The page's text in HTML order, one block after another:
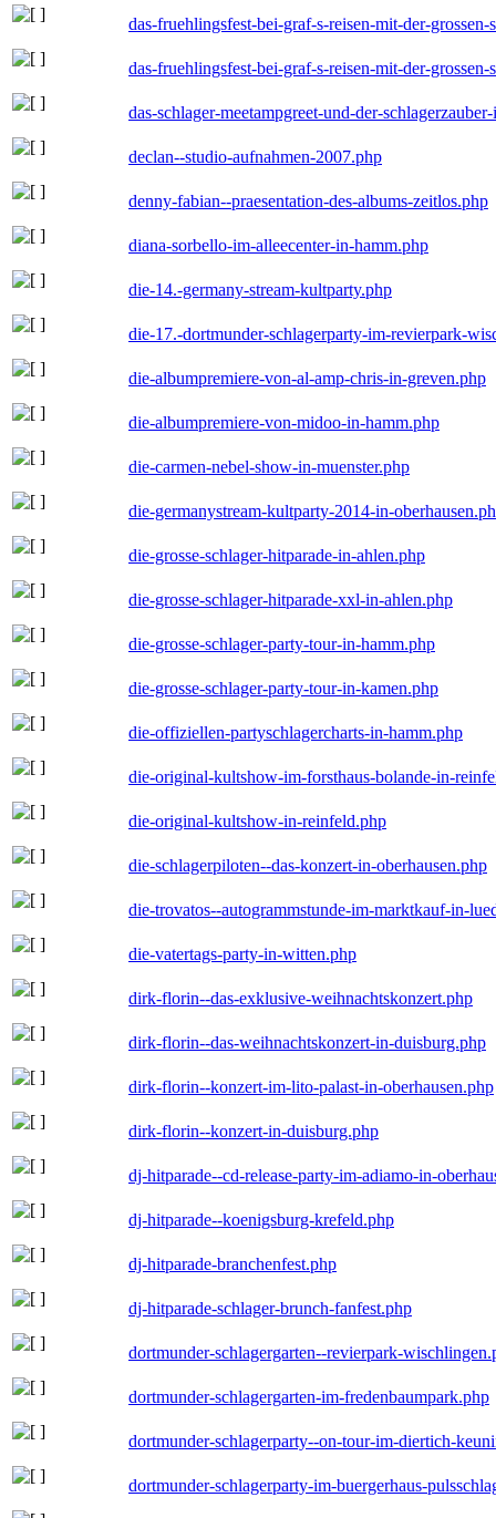
das-fruehlingsfest-bei-graf-s-reisen-mit-der-
das-fruehlingsfest-bei-graf-s-reisen-mit-der-
das-schlager-meetampgreet-und-der-
declan--studio-aufnahmen-2007.php
denny-fabian--praesentation-des-albums-zeitlos.php
diana-sorbello-im-alleecenter-in-hamm.php
die-14.-germany-stream-kultparty.php
die-17.-dortmunder-schlagerparty-im-revierpark-
die-albumpremiere-von-al-amp-chris-in-greven.php
die-albumpremiere-von-midoo-in-hamm.php
die-carmen-nebel-show-in-muenster.php
die-germanystream-kultparty-2014-in-
die-grosse-schlager-hitparade-in-ahlen.php
die-grosse-schlager-hitparade-xxl-in-ahlen.php
die-grosse-schlager-party-tour-in-hamm.php
die-grosse-schlager-party-tour-in-kamen.php
die-offiziellen-partyschlagercharts-in-hamm.php
die-original-kultshow-im-forsthaus-bolande-in-
die-original-kultshow-in-reinfeld.php
die-schlagerpiloten--das-konzert-in-oberhausen.php
die-trovatos--autogrammstunde-im-marktkauf-in-
die-vatertags-party-in-witten.php
dirk-florin--das-exklusive-weihnachtskonzert.php
dirk-florin--das-weihnachtskonzert-in-duisburg.php
dirk-florin--konzert-im-lito-palast-in-oberhausen.php
dirk-florin--konzert-in-duisburg.php
dj-hitparade--cd-release-party-im-adiamo-in-
dj-hitparade--koenigsburg-krefeld.php
dj-hitparade-branchenfest.php
dj-hitparade-schlager-brunch-fanfest.php
dortmunder-schlagergarten--revierpark-
dortmunder-schlagergarten-im-fredenbaumpark.php
dortmunder-schlagerparty--on-tour-im-diertich-
dortmunder-schlagerparty-im-buergerhaus-